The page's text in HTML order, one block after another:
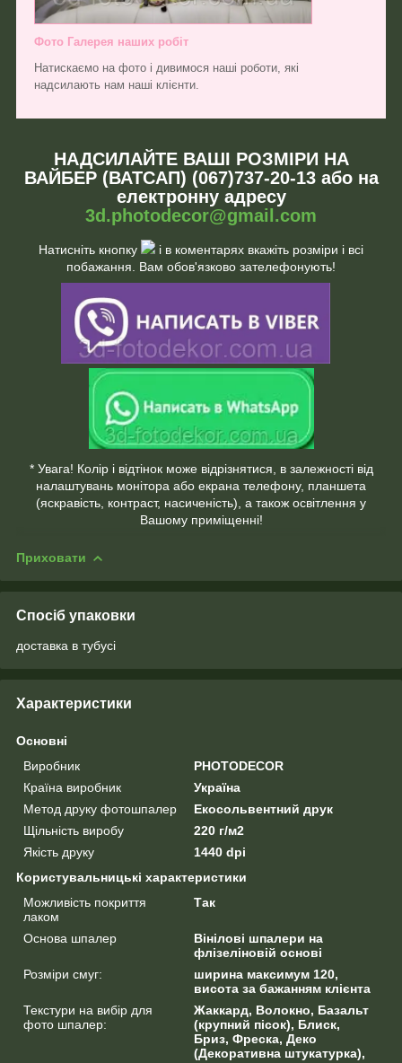
Фото Галерея наших робіт
Натискаємо на фото і дивимося наші роботи, які
надсилають нам наші клієнти.
НАДСИЛАЙТЕ ВАШІ РОЗМІРИ НА
ВАЙБЕР (ВАТСАП) (067)737-20-13 або на
електронну адресу
3d.photodecor@gmail.com
Натисніть кнопку
і в коментарях вкажіть розміри і всі
побажання. Вам обов'язково зателефонують!
* Увага! Колір і відтінок може відрізнятися, в залежності від
налаштувань монітора або екрана телефону, планшета
(яскравість, контраст, насиченість), а також освітлення у
Вашому приміщенні!
Приховати
Спосіб упаковки
доставка в тубусі
Характеристики
Основні
Виробник
PHOTODECOR
Країна виробник
Україна
Метод друку фотошпалер
Екосольвентний друк
Щільність виробу
220 г/м2
Якість друку
1440 dpi
Користувальницькі характеристики
Можливість покриття
лаком
Так
Основа шпалер
Вінілові шпалери на
флізеліновій основі
Розміри смуг:
ширина максимум 120,
висота за бажанням клієнта
Текстури на вибір для
фото шпалер:
Жаккард, Волокно, Базальт
(крупний пісок), Блиск,
Бриз, Фреска, Деко
(Декоративна штукатурка),